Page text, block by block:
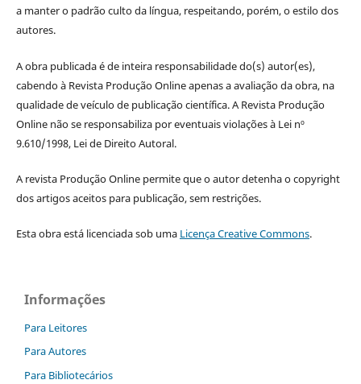
a manter o padrão culto da língua, respeitando, porém, o estilo dos
autores.
A obra publicada é de inteira responsabilidade do(s) autor(es),
cabendo à Revista Produção Online apenas a avaliação da obra, na
qualidade de veículo de publicação científica. A Revista Produção
Online não se responsabiliza por eventuais violações à Lei nº
9.610/1998, Lei de Direito Autoral.
A revista Produção Online permite que o autor detenha o copyright
dos artigos aceitos para publicação, sem restrições.
Esta obra está licenciada sob uma Licença Creative Commons.
Informações
Para Leitores
Para Autores
Para Bibliotecários